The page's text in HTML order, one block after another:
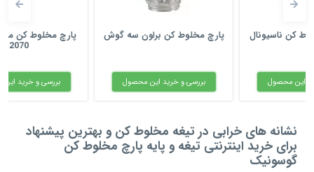
پارچ مخلوط کن براون سه گوش
بررسی و خرید این محصول
پارچ مخلوط کن مولینکس LM
بررسی و خرید این محصول
نشانه های خرابی در تیغه مخلوط کن و بهترین پیشنهاد
برای خرید اینترنتی تیغه و پایه پارچ مخلوط کن
گوسونیک